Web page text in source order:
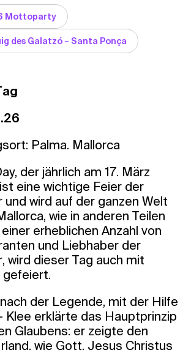
Mottoparty
des Galatzó – Santa Ponça
Palma. Mallorca
der jährlich am 17. März
eine wichtige Feier der
und wird auf der ganzen Welt
wie in anderen Teilen
erheblichen Anzahl von
und Liebhaber der
wird dieser Tag auch mit
gefeiert.
der Legende, mit der Hilfe
Klee erklärte das Hauptprinzip
Glaubens: er zeigte den
wie Gott, Jesus Christus